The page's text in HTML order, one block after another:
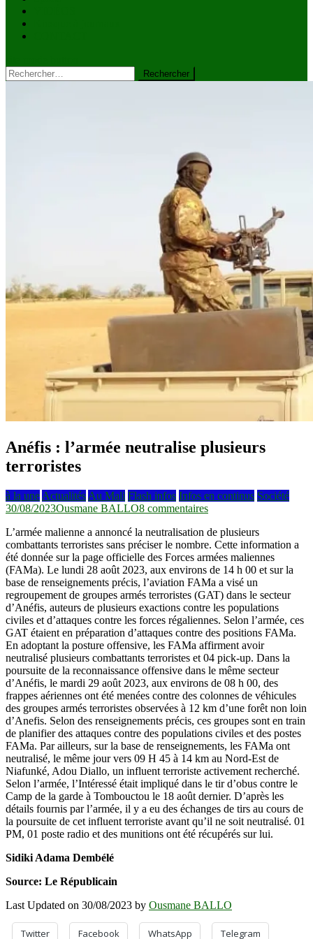
Rechercher :
Anéfis : l’armée neutralise plusieurs
terroristes
à la une Actualités Au Mali Flash infos Infos en continus Société
30/08/2023Ousmane BALLO8 commentairessur
:
l’armée
neutralise
plusieurs
terroristes
L’armée malienne a annoncé la neutralisation de plusieurs
combattants terroristes sans préciser le nombre. Cette information a
été donnée sur la page officielle des Forces armées maliennes
(FAMa). Le lundi 28 août 2023, aux environs de 14 h 00 et sur la
base de renseignements précis, l’aviation FAMa a visé un
regroupement de groupes armés terroristes (GAT) dans le secteur
d’Anéfis, auteurs de plusieurs exactions contre les populations
civiles et d’attaques contre les forces régaliennes. Selon l’armée, ces
GAT étaient en préparation d’attaques contre des positions FAMa.
En adoptant la posture offensive, les FAMa affirment avoir
neutralisé plusieurs combattants terroristes et 04 pick-up. Dans la
poursuite de la reconnaissance offensive dans le même secteur
d’Anéfis, le mardi 29 août 2023, aux environs de 08 h 00, des
frappes aériennes ont été menées contre des colonnes de véhicules
des groupes armés terroristes observées à 12 km d’une forêt non loin
d’Anefis. Selon des renseignements précis, ces groupes sont en train
de planifier des attaques contre des populations civiles et des postes
FAMa. Par ailleurs, sur la base de renseignements, les FAMa ont
neutralisé, le même jour vers 09 H 45 à 14 km au Nord-Est de
Niafunké, Adou Diallo, un influent terroriste activement recherché.
Selon l’armée, l’Intéressé était impliqué dans le tir d’obus contre le
Camp de la garde à Tombouctou le 18 août dernier. D’après les
détails fournis par l’armée, il y a eu des échanges de tirs au cours de
la poursuite de cet influent terroriste avant qu’il ne soit neutralisé. 01
PM, 01 poste radio et des munitions ont été récupérés sur lui.
Sidiki Adama Dembélé
Source: Le Républicain
Last Updated on 30/08/2023 by Ousmane BALLO
Twitter Facebook WhatsApp Telegram